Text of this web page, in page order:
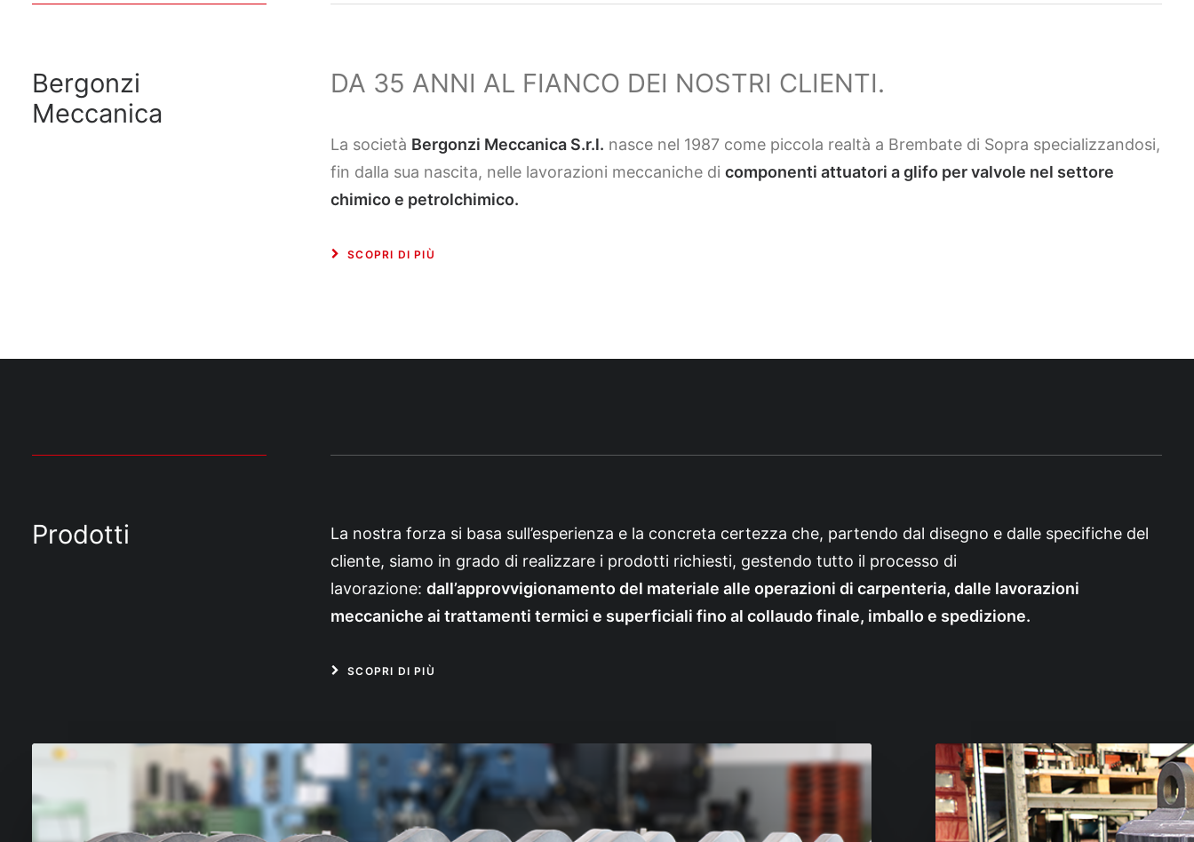
Bergonzi
Meccanica
DA 35 ANNI AL FIANCO DEI NOSTRI CLIENTI.
La società Bergonzi Meccanica S.r.l. nasce nel 1987 come piccola realtà a Brembate di Sopra specializzandosi,
fin dalla sua nascita, nelle lavorazioni meccaniche di componenti attuatori a glifo per valvole nel settore
chimico e petrolchimico.
SCOPRI DI PIÙ
Prodotti
La nostra forza si basa sull’esperienza e la concreta certezza che, partendo dal disegno e dalle specifiche del
cliente, siamo in grado di realizzare i prodotti richiesti, gestendo tutto il processo di
lavorazione: dall’approvvigionamento del materiale alle operazioni di carpenteria, dalle lavorazioni
meccaniche ai trattamenti termici e superficiali fino al collaudo finale, imballo e spedizione.
SCOPRI DI PIÙ